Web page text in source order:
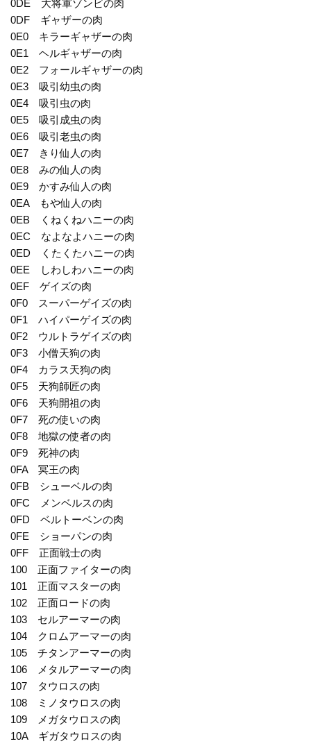
0DE 大将軍ゾンビの肉
0DF ギャザーの肉
0E0 キラーギャザーの肉
0E1 ヘルギャザーの肉
0E2 フォールギャザーの肉
0E3 吸引幼虫の肉
0E4 吸引虫の肉
0E5 吸引成虫の肉
0E6 吸引老虫の肉
0E7 きり仙人の肉
0E8 みの仙人の肉
0E9 かすみ仙人の肉
0EA もや仙人の肉
0EB くねくねハニーの肉
0EC なよなよハニーの肉
0ED くたくたハニーの肉
0EE しわしわハニーの肉
0EF ゲイズの肉
0F0 スーパーゲイズの肉
0F1 ハイパーゲイズの肉
0F2 ウルトラゲイズの肉
0F3 小僧天狗の肉
0F4 カラス天狗の肉
0F5 天狗師匠の肉
0F6 天狗開祖の肉
0F7 死の使いの肉
0F8 地獄の使者の肉
0F9 死神の肉
0FA 冥王の肉
0FB シューベルの肉
0FC メンベルスの肉
0FD ベルトーベンの肉
0FE ショーパンの肉
0FF 正面戦士の肉
100 正面ファイターの肉
101 正面マスターの肉
102 正面ロードの肉
103 セルアーマーの肉
104 クロムアーマーの肉
105 チタンアーマーの肉
106 メタルアーマーの肉
107 タウロスの肉
108 ミノタウロスの肉
109 メガタウロスの肉
10A ギガタウロスの肉